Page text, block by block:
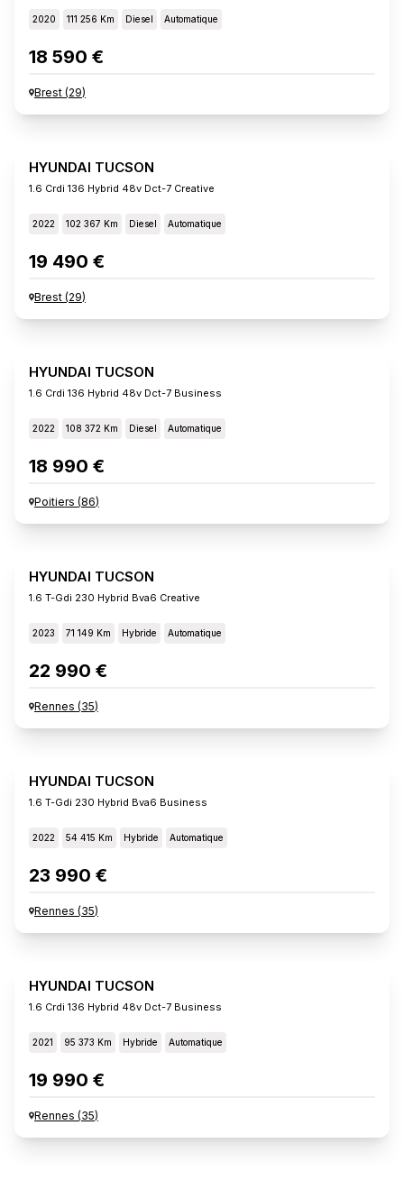
2020 111 256 Km Diesel Automatique
18 590 €
Brest (29)
HYUNDAI TUCSON
1.6 Crdi 136 Hybrid 48v Dct-7 Creative
2022 102 367 Km Diesel Automatique
19 490 €
Brest (29)
HYUNDAI TUCSON
1.6 Crdi 136 Hybrid 48v Dct-7 Business
2022 108 372 Km Diesel Automatique
18 990 €
Poitiers (86)
HYUNDAI TUCSON
1.6 T-Gdi 230 Hybrid Bva6 Creative
2023 71 149 Km Hybride Automatique
22 990 €
Rennes (35)
HYUNDAI TUCSON
1.6 T-Gdi 230 Hybrid Bva6 Business
2022 54 415 Km Hybride Automatique
23 990 €
Rennes (35)
HYUNDAI TUCSON
1.6 Crdi 136 Hybrid 48v Dct-7 Business
2021 95 373 Km Hybride Automatique
19 990 €
Rennes (35)